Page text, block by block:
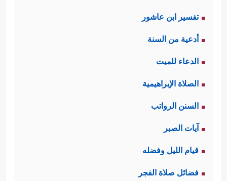
تفسير ابن عاشور
أدعية من السنة
الدعاء للميت
الصلاة الإبراهيمية
السنن الرواتب
آيات الصبر
قيام الليل وفضله
فضائل صلاة الفجر